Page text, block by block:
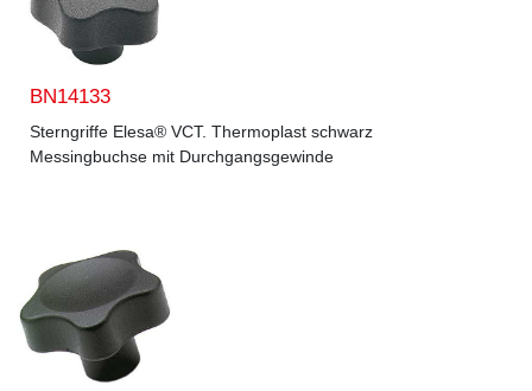
BN14133
Sterngriffe Elesa® VCT. Thermoplast schwarz
Messingbuchse mit Durchgangsgewinde